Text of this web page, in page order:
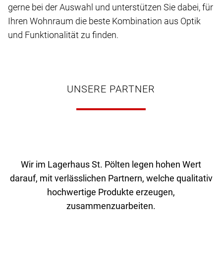
gerne bei der Auswahl und unterstützen Sie dabei, für
Ihren Wohnraum die beste Kombination aus Optik
und Funktionalität zu finden.
UNSERE PARTNER
Wir im Lagerhaus St. Pölten legen hohen Wert
darauf, mit verlässlichen Partnern, welche qualitativ
hochwertige Produkte erzeugen,
zusammenzuarbeiten.